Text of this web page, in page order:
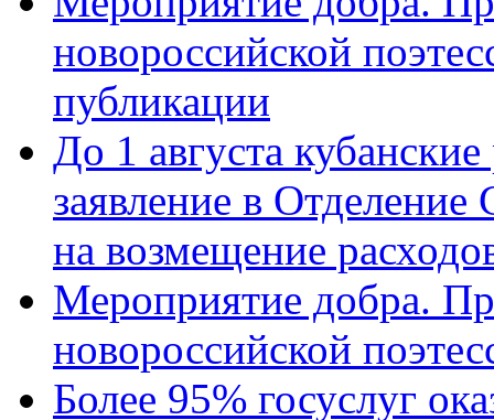
новороссийской
публикации
До 1 августа
заявление в
на возмещение
Мероприятие добра.
новороссийской
Более 95% госуслуг